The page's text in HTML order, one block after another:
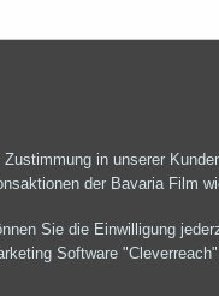
in unserer
der Bavaria Film
Sie die Einwilligung
Software